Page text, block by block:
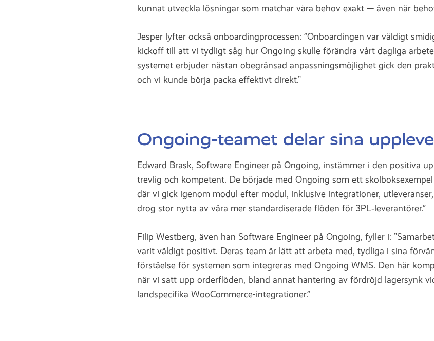
kunnat utveckla lösningar som matchar våra behov exakt — även när
Jesper lyfter också onboardingprocessen: ”Onboardingen var väldigt
kickoff till att vi tydligt såg hur Ongoing skulle förändra vårt dagliga
systemet erbjuder nästan obegränsad anpassningsmöjlighet gick den
och vi kunde börja packa effektivt direkt.”
Ongoing-teamet delar sina
Edward Brask, Software Engineer på Ongoing, instämmer i den positiva
trevlig och kompetent. De började med Ongoing som ett
där vi gick igenom modul efter modul, inklusive integrationer,
drog stor nytta av våra mer standardiserade flöden för 3PL‑leverantörer.”
Filip Westberg, även han Software Engineer på Ongoing, fyller i:
varit väldigt positivt. Deras team är lätt att arbeta med, tydliga i sina
förståelse för systemen som integreras med Ongoing WMS. Den här
när vi satt upp orderflöden, bland annat hantering av fördröjd lagersynk
landspecifika WooCommerce-integrationer.”